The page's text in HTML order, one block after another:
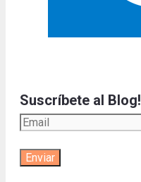
Suscríbete al Blog!